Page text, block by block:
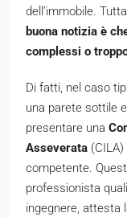
dell’immobile.
buona notizia è
complessi o
Di fatti, nel caso
una parete sottile
presentare una
Asseverata
competente.
professionista
ingegnere, attesta